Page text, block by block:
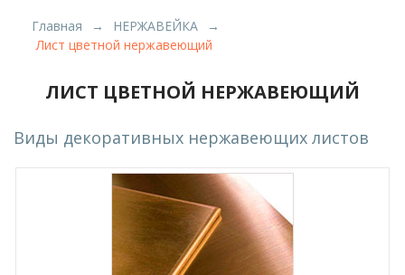
Главная
НЕРЖАВЕЙКА
Лист цветной нержавеющий
ЛИСТ ЦВЕТНОЙ НЕРЖАВЕЮЩИЙ
Виды декоративных нержавеющих листов